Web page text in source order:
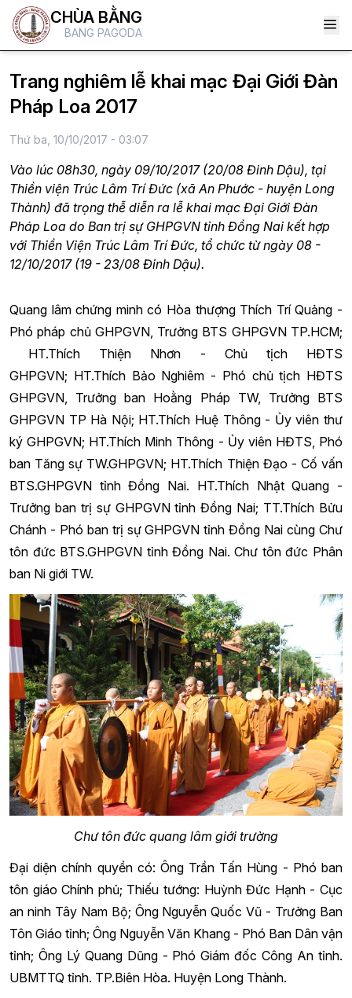
CHÙA BẰNG
BANG PAGODA
Trang nghiêm lễ khai mạc Đại Giới Đàn
Pháp Loa 2017
Thứ ba, 10/10/2017 - 03:07
Vào lúc 08h30, ngày 09/10/2017 (20/08 Đinh Dậu), tại
Thiền viện Trúc Lâm Trí Đức (xã An Phước - huyện Long
Thành) đã trọng thễ diễn ra lễ khai mạc Đại Giới Đàn
Pháp Loa do Ban trị sự GHPGVN tỉnh Đồng Nai kết hợp
với Thiền Viện Trúc Lâm Trí Đức, tổ chức từ ngày 08 -
12/10/2017 (19 - 23/08 Đinh Dậu).
Quang lâm chứng minh có Hòa thượng Thích Trí Quảng -
Phó pháp chủ GHPGVN, Trưởng BTS GHPGVN TP.HCM;
HT.Thích Thiện Nhơn - Chủ tịch HĐTS
GHPGVN; HT.Thích Bảo Nghiêm - Phó chủ tịch HĐTS
GHPGVN, Trưởng ban Hoằng Pháp TW, Trưởng BTS
GHPGVN TP Hà Nội; HT.Thích Huệ Thông - Ủy viên thư
ký GHPGVN; HT.Thích Minh Thông - Ủy viên HĐTS, Phó
ban Tăng sự TW.GHPGVN; HT.Thích Thiện Đạo - Cố vấn
BTS.GHPGVN tỉnh Đồng Nai. HT.Thích Nhật Quang -
Trưởng ban trị sự GHPGVN tỉnh Đồng Nai; TT.Thích Bửu
Chánh - Phó ban trị sự GHPGVN tỉnh Đồng Nai cùng Chư
tôn đức BTS.GHPGVN tỉnh Đồng Nai. Chư tôn đức Phân
ban Ni giới TW.
Chư tôn đức quang lâm giới trường
Đại diện chính quyền có: Ông Trần Tấn Hùng - Phó ban
tôn giáo Chính phủ; Thiếu tướng: Huỳnh Đức Hạnh - Cục
an ninh Tây Nam Bộ; Ông Nguyễn Quốc Vũ - Trưởng Ban
Tôn Giáo tỉnh; Ông Nguyễn Văn Khang - Phó Ban Dân vận
tỉnh; Ông Lý Quang Dũng - Phó Giám đốc Công An tỉnh.
UBMTTQ tỉnh. TP.Biên Hòa. Huyện Long Thành.